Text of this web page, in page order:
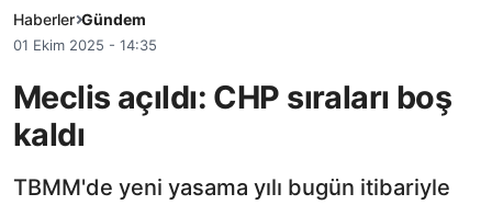
Haberler Gündem
01 Ekim 2025 - 14:35
Meclis açıldı: CHP sıraları boş
kaldı
TBMM'de yeni yasama yılı bugün itibariyle